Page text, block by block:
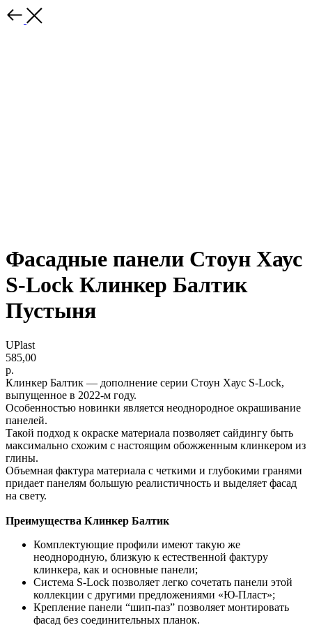
Фасадные панели Стоун Хаус
S-Lock Клинкер Балтик
Пустыня
UPlast
585,00
р.
Клинкер Балтик — дополнение серии Стоун Хаус S-Lock,
выпущенное в 2022-м году.
Особенностью новинки является неоднородное окрашивание
панелей.
Такой подход к окраске материала позволяет сайдингу быть
максимально схожим с настоящим обожженным клинкером из
глины.
Объемная фактура материала с четкими и глубокими гранями
придает панелям большую реалистичность и выделяет фасад
на свету.
Преимущества Клинкер Балтик
Комплектующие профили имеют такую же
неоднородную, близкую к естественной фактуру
клинкера, как и основные панели;
Система S-Lock позволяет легко сочетать панели этой
коллекции с другими предложениями «Ю-Пласт»;
Крепление панели “шип-паз” позволяет монтировать
фасад без соединительных планок.